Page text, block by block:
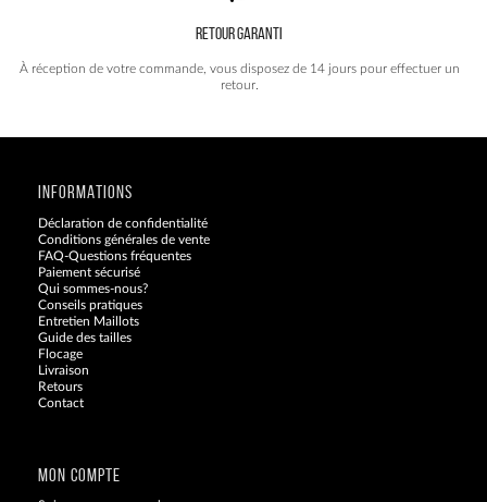
RETOUR GARANTI
À réception de votre commande, vous disposez de 14 jours pour effectuer un
retour.
INFORMATIONS
Déclaration de confidentialité
Conditions générales de vente
FAQ-Questions fréquentes
Paiement sécurisé
Qui sommes-nous?
Conseils pratiques
Entretien Maillots
Guide des tailles
Flocage
Livraison
Retours
Contact
MON COMPTE